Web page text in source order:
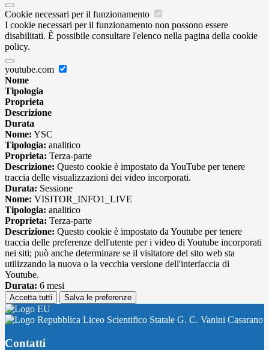
Cookie necessari per il funzionamento
I cookie necessari per il funzionamento non possono essere
disabilitati. È possibile consultare l'elenco nella pagina della cookie
policy.
youtube.com
Nome
Tipologia
Proprieta
Descrizione
Durata
Nome: YSC
Tipologia: analitico
Proprieta: Terza-parte
Descrizione: Questo cookie è impostato da YouTube per tenere
traccia delle visualizzazioni dei video incorporati.
Durata: Sessione
Nome: VISITOR_INFO1_LIVE
Tipologia: analitico
Proprieta: Terza-parte
Descrizione: Questo cookie è impostato da Youtube per tenere
traccia delle preferenze dell'utente per i video di Youtube incorporati
nei siti; può anche determinare se il visitatore del sito web sta
utilizzando la nuova o la vecchia versione dell'interfaccia di
Youtube.
Durata: 6 mesi
Accetta tutti Salva le preferenze
Liceo Scientifico Statale G. C. Vanini Casarano
Contatti